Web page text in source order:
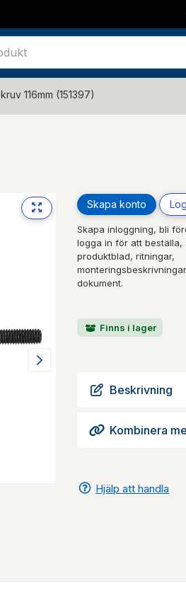
116mm (151397)
Next
Skapa konto
Skapa inloggning, bli
logga in för att beställa,
produktblad, ritningar,
dokument.
Finns i lager
Beskrivning
Kombinera
Hjälp att handla